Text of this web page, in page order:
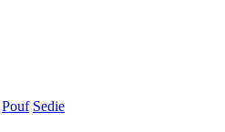
Pouf Sedie